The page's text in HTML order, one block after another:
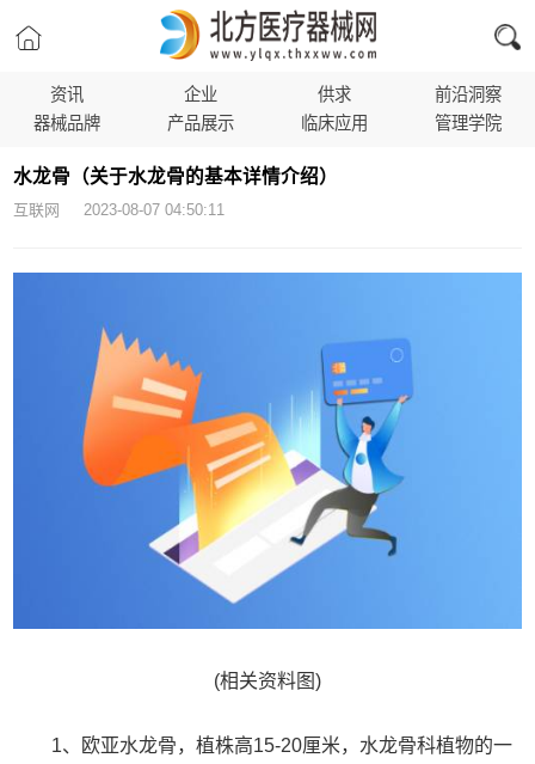
资讯 企业 供求
前沿洞察
器械品牌
产品展示 临床应用 管理学院
水龙骨（关于水龙骨的基本详情介绍）
互联网 2023-08-07 04:50:11
(相关资料图)
1、欧亚水龙骨，植株高15-20厘米，水龙骨科植物的一